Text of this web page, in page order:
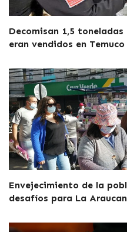
Decomisan 1,5
eran vendidos en Temuco
Envejecimiento de la
desafíos para La